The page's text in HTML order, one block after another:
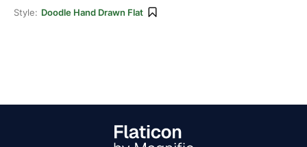
Style: Doodle Hand Drawn Flat